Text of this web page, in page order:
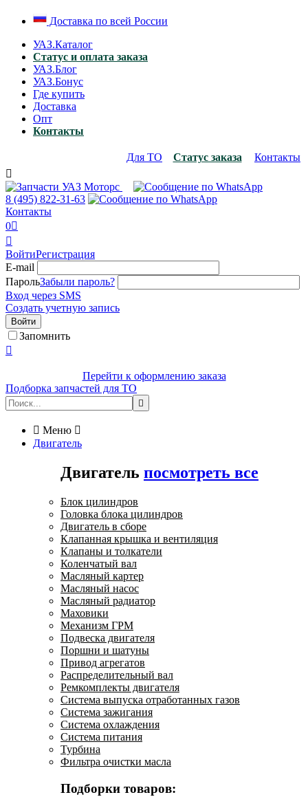
Доставка по всей России
УАЗ.Каталог
Статус и оплата заказа
УАЗ.Блог
УАЗ.Бонус
Где купить
Доставка
Опт
Контакты
Для ТО Статус заказа
Контакты

8 (495) 822-31-63
Контакты
0

ВойтиРегистрация
E-mail
ПарольЗабыли пароль?
Вход через SMS
Создать учетную запись
Войти
Запомнить

Перейти к оформлению заказа
Подборка запчастей для ТО

 Меню 
Двигатель
Двигатель посмотреть все
Блок цилиндров
Головка блока цилиндров
Двигатель в сборе
Клапанная крышка и вентиляция
Клапаны и толкатели
Коленчатый вал
Масляный картер
Масляный насос
Масляный радиатор
Маховики
Механизм ГРМ
Подвеска двигателя
Поршни и шатуны
Привод агрегатов
Распределительный вал
Ремкомплекты двигателя
Система выпуска отработанных газов
Система зажигания
Система охлаждения
Система питания
Турбина
Фильтра очистки масла
Подборки товаров: